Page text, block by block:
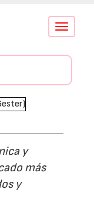
Conmutar
y
más
y